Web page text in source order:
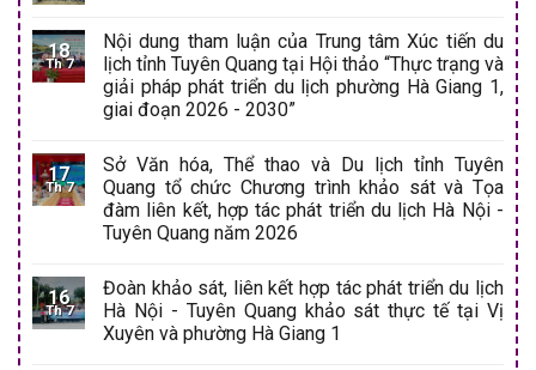
18
Th 7
Nội dung tham luận của Trung tâm Xúc tiến du
lịch tỉnh Tuyên Quang tại Hội thảo “Thực trạng và
giải pháp phát triển du lịch phường Hà Giang 1,
giai đoạn 2026 - 2030”
17
Th 7
Sở Văn hóa, Thể thao và Du lịch tỉnh Tuyên
Quang tổ chức Chương trình khảo sát và Tọa
đàm liên kết, hợp tác phát triển du lịch Hà Nội -
Tuyên Quang năm 2026
16
Th 7
Đoàn khảo sát, liên kết hợp tác phát triển du lịch
Hà Nội - Tuyên Quang khảo sát thực tế tại Vị
Xuyên và phường Hà Giang 1